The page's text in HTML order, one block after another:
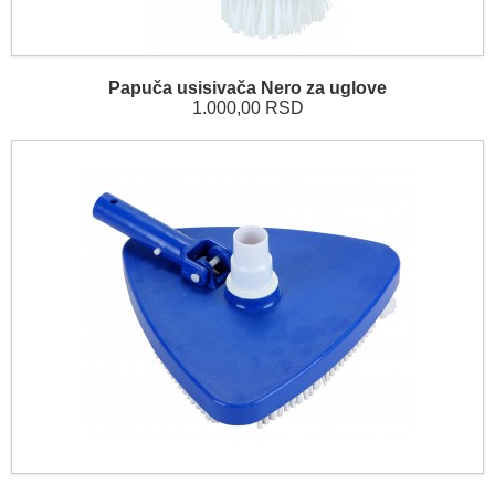
Papuča usisivača Nero za uglove
1.000,00 RSD